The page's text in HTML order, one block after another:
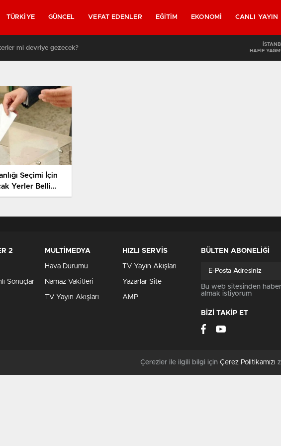
TÜRKIYE GÜNCEL VEFAT EDENLER EĞITIM EKONOMI CANLI YAYIN
mi devriye gezecek? Belçika’da
HAFİF
Seçimi İçin
2
Sonuçlar
MULTİMEDYA
Hava Durumu
Namaz Vakitleri
TV Yayın Akışları
HIZLI SERVİS
TV Yayın Akışları
Yazarlar Site
AMP
BÜLTEN ABONELİĞİ
Bu web sitesinden
almak istiyorum
BİZİ TAKİP ET
Çerezler ile ilgili bilgi için Çerez Politikamızı